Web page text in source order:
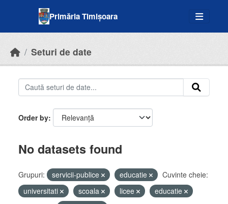
Primăria Timișoara
Seturi de date
Order by
No datasets found
Grupuri: servicii-publice educatie
Cuvinte cheie:
universitati
scoala licee
educatie